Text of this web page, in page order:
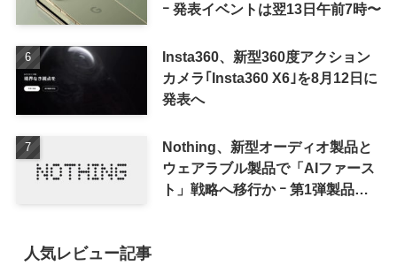
ｰ 発表イベントは翌13日午前7時〜
Insta360、新型360度アクション
カメラ｢Insta360 X6｣を8月12日に
発表へ
Nothing、新型オーディオ製品と
ウェアラブル製品で「AIファース
ト」戦略へ移行か ｰ 第1弾製品は
人気レビュー記事